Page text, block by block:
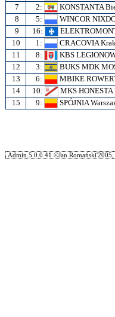
7
2: KONSTANTA
8
5: WINCOR
9
16:
10
1: CRACOVIA
11
8: KBS
12
3: BUKS MDK
13
6: MBIKE
14
10: MKS HONESTA
15
9: SPÓJNIA
Admin.5.0.0.41 ©Jan